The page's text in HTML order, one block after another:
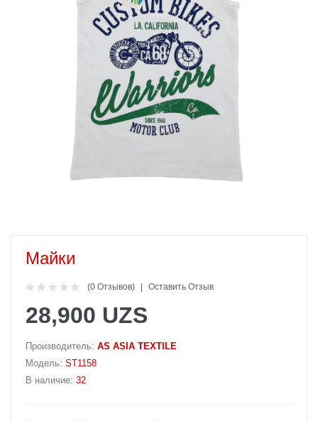
Майки
(0 Отзывов) Оставить Отзыв
28,900 UZS
Производитель: AS ASIA TEXTILE
Модель: ST1158
В наличие: 32